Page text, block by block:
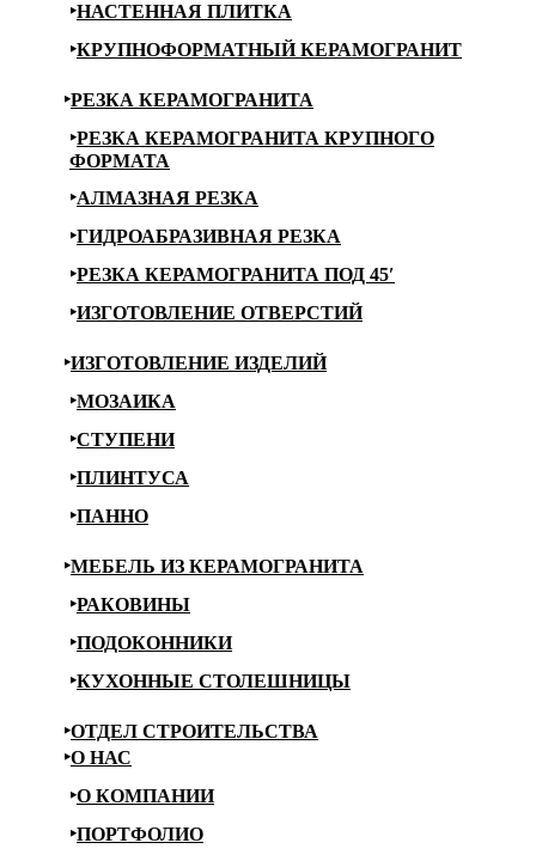
НАСТЕННАЯ ПЛИТКА
КРУПНОФОРМАТНЫЙ КЕРАМОГРАНИТ
РЕЗКА КЕРАМОГРАНИТА
РЕЗКА КЕРАМОГРАНИТА КРУПНОГО
ФОРМАТА
АЛМАЗНАЯ РЕЗКА
ГИДРОАБРАЗИВНАЯ РЕЗКА
РЕЗКА КЕРАМОГРАНИТА ПОД 45′
ИЗГОТОВЛЕНИЕ ОТВЕРСТИЙ
ИЗГОТОВЛЕНИЕ ИЗДЕЛИЙ
МОЗАИКА
СТУПЕНИ
ПЛИНТУСА
ПАННО
МЕБЕЛЬ ИЗ КЕРАМОГРАНИТА
РАКОВИНЫ
ПОДОКОННИКИ
КУХОННЫЕ СТОЛЕШНИЦЫ
ОТДЕЛ СТРОИТЕЛЬСТВА
О НАС
О КОМПАНИИ
ПОРТФОЛИО